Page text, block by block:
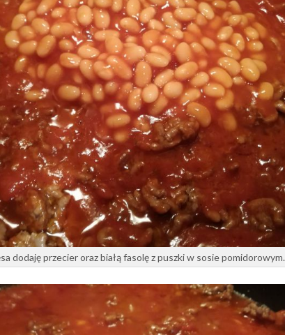
dodaję przecier oraz białą fasolę z puszki w sosie pomidorowym.